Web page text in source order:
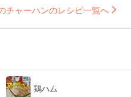
チャーハンのレシピ一覧へ
鶏ハム